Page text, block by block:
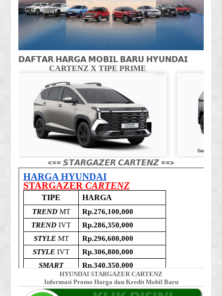
𝗗𝗔𝗙𝗧𝗔𝗥 𝗛𝗔𝗥𝗚𝗔 𝗠𝗢𝗕𝗜𝗟 𝗕𝗔𝗥𝗨 𝗛𝗬𝗨𝗡𝗗𝗔𝗜
CARTENZ X TIPE PRIME
<== 𝙎𝙏𝘼𝙍𝙂𝘼𝙕𝙀𝙍 𝘾𝘼𝙍𝙏𝙀𝙉𝙕 ==>
HYUNDAI STARGAZER CARTENZ
Informasi Promo Harga dan Kredit Mobil Baru